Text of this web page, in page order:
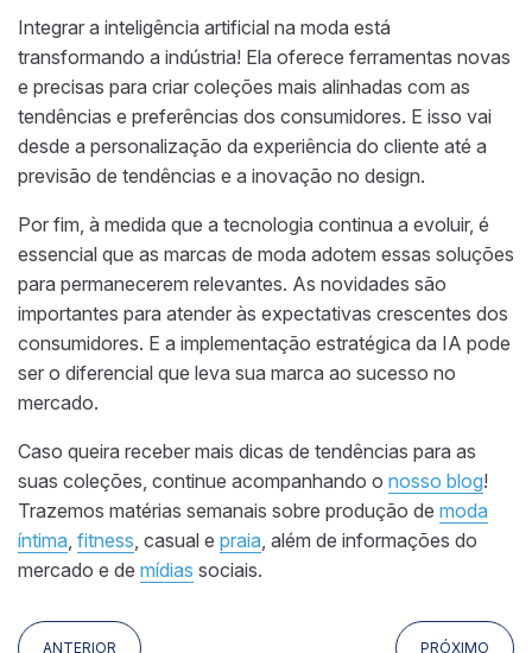
Integrar a inteligência artificial na moda está
transformando a indústria! Ela oferece ferramentas novas
e precisas para criar coleções mais alinhadas com as
tendências e preferências dos consumidores. E isso vai
desde a personalização da experiência do cliente até a
previsão de tendências e a inovação no design.
Por fim, à medida que a tecnologia continua a evoluir, é
essencial que as marcas de moda adotem essas soluções
para permanecerem relevantes. As novidades são
importantes para atender às expectativas crescentes dos
consumidores. E a implementação estratégica da IA pode
ser o diferencial que leva sua marca ao sucesso no
mercado.
Caso queira receber mais dicas de tendências para as
suas coleções, continue acompanhando o nosso blog!
Trazemos matérias semanais sobre produção de moda
íntima fitness , casual e praia , além de informações do
mercado e de mídias sociais.
ANTERIOR PRÓXIMO